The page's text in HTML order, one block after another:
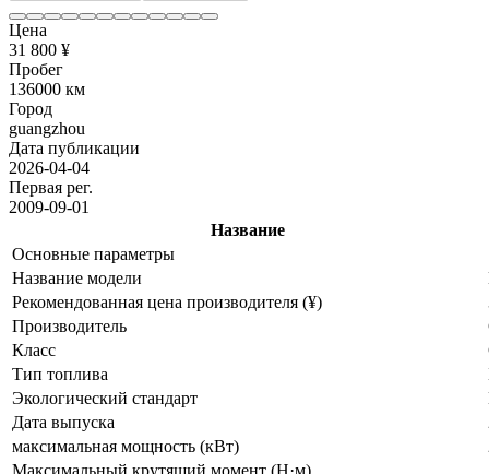
Цена
31 800 ¥
Пробег
136000 км
Город
guangzhou
Дата публикации
2026-04-04
Первая рег.
2009-09-01
Название
Основные параметры
Название модели
Рекомендованная цена производителя (¥)
Производитель
Класс
Тип топлива
Экологический стандарт
Дата выпуска
максимальная мощность (кВт)
Максимальный крутящий момент (Н·м)